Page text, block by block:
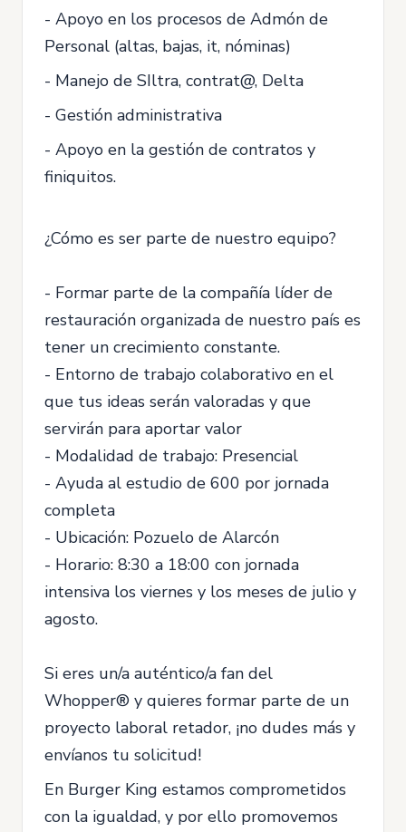
- Apoyo en los procesos de Admón de
Personal (altas, bajas, it, nóminas)
- Manejo de SIltra, contrat@, Delta
- Gestión administrativa
- Apoyo en la gestión de contratos y
finiquitos.
¿Cómo es ser parte de nuestro equipo?
- Formar parte de la compañía líder de
restauración organizada de nuestro país es
tener un crecimiento constante.
- Entorno de trabajo colaborativo en el
que tus ideas serán valoradas y que
servirán para aportar valor
- Modalidad de trabajo: Presencial
- Ayuda al estudio de 600 por jornada
completa
- Ubicación: Pozuelo de Alarcón
- Horario: 8:30 a 18:00 con jornada
intensiva los viernes y los meses de julio y
agosto.
Si eres un/a auténtico/a fan del
Whopper® y quieres formar parte de un
proyecto laboral retador, ¡no dudes más y
envíanos tu solicitud!
En Burger King estamos comprometidos
con la igualdad, y por ello promovemos